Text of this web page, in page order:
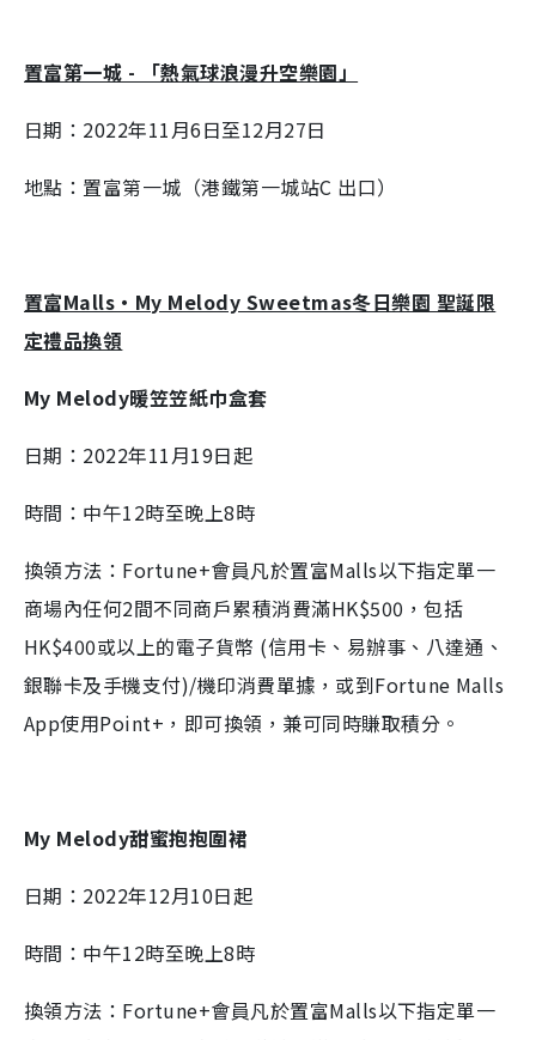
置富第一城 - 「熱氣球浪漫升空樂園」
日期：2022年11月6日至12月27日
地點：置富第一城（港鐵第一城站C 出口）
置富Malls‧My Melody Sweetmas冬日樂園 聖誕限
定禮品換領
My Melody暖笠笠紙巾盒套
日期：2022年11月19日起
時間：中午12時至晚上8時
換領方法：Fortune+會員凡於置富Malls以下指定單一
商場內任何2間不同商戶累積消費滿HK$500，包括
HK$400或以上的電子貨幣 (信用卡、易辦事、八達通、
銀聯卡及手機支付)/機印消費單據，或到Fortune Malls
App使用Point+，即可換領，兼可同時賺取積分。
My Melody甜蜜抱抱圍裙
日期：2022年12月10日起
時間：中午12時至晚上8時
換領方法：Fortune+會員凡於置富Malls以下指定單一